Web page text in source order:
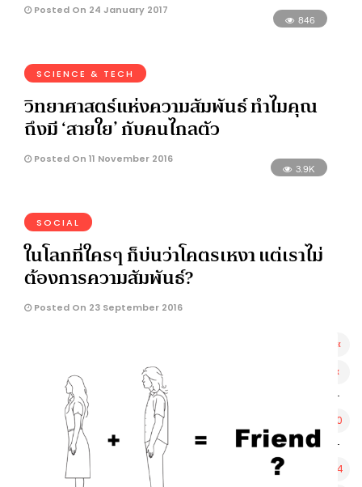
Posted On 24 January 2017
846
SCIENCE & TECH
วิทยาศาสตร์แห่งความสัมพันธ์ ทำไมคุณ
ถึงมี ‘สายใย’ กับคนไกลตัว
Posted On 11 November 2016
3.9K
SOCIAL
ในโลกที่ใครๆ ก็บ่นว่าโคตรเหงา แต่เราไม่
ต้องการความสัมพันธ์?
Posted On 23 September 2016
«
‹
-
10
-
14